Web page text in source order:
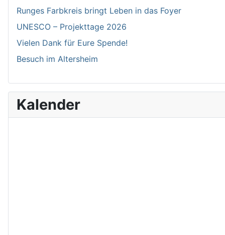
Runges Farbkreis bringt Leben in das Foyer
UNESCO – Projekttage 2026
Vielen Dank für Eure Spende!
Besuch im Altersheim
Kalender